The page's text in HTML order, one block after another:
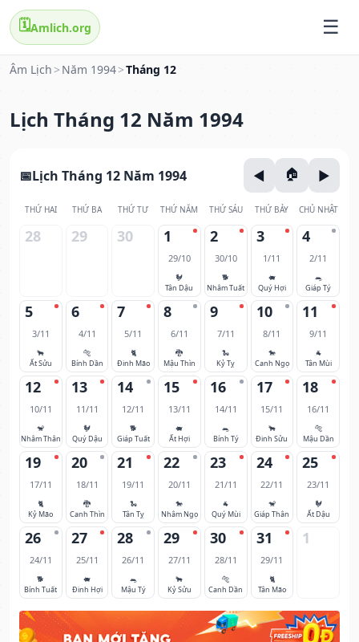
🗓️Amlich.org
Âm Lịch > Năm 1994>Tháng 12
Lịch Tháng 12 Năm 1994
Lịch Tháng 12 Năm 1994
THỨ HAI THỨ BA THỨ TƯ THỨ NĂM THỨ SÁU THỨ BẢY CHỦ NHẬT
28 29 30 1
29/10
🐓
Tân Dậu
2
30/10
🐕
Nhâm Tuất
3
1/11
🐖
Quý Hợi
4
2/11
🐀
Giáp Tý
5
3/11
🐂
Ất Sửu
6
4/11
🐅
Bính Dần
7
5/11
🐈
Đinh Mão
8
6/11
🐉
Mậu Thìn
9
7/11
🐍
Kỷ Tỵ
10
8/11
🐎
Canh Ngọ
11
9/11
🐐
Tân Mùi
12
10/11
🐒
Nhâm Thân
13
11/11
🐓
Quý Dậu
14
12/11
🐕
Giáp Tuất
15
13/11
🐖
Ất Hợi
16
14/11
🐀
Bính Tý
17
15/11
🐂
Đinh Sửu
18
16/11
🐅
Mậu Dần
19
17/11
🐈
Kỷ Mão
20
18/11
🐉
Canh Thìn
21
19/11
🐍
Tân Tỵ
22
20/11
🐎
Nhâm Ngọ
23
21/11
🐐
Quý Mùi
24
22/11
🐒
Giáp Thân
25
23/11
🐓
Ất Dậu
26
24/11
🐕
Bính Tuất
27
25/11
🐖
Đinh Hợi
28
26/11
🐀
Mậu Tý
29
27/11
🐂
Kỷ Sửu
30
28/11
🐅
Canh Dần
31
29/11
🐈
Tân Mão
1